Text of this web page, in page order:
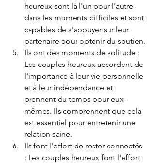
heureux sont là l'un pour l'autre
dans les moments difficiles et sont
capables de s'appuyer sur leur
partenaire pour obtenir du soutien.
Ils ont des moments de solitude :
Les couples heureux accordent de
l'importance à leur vie personnelle
et à leur indépendance et
prennent du temps pour eux-
mêmes. Ils comprennent que cela
est essentiel pour entretenir une
relation saine.
Ils font l'effort de rester connectés
: Les couples heureux font l'effort